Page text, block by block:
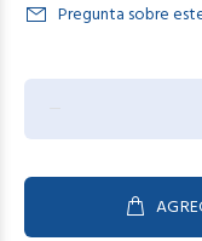
Pregunta sobre